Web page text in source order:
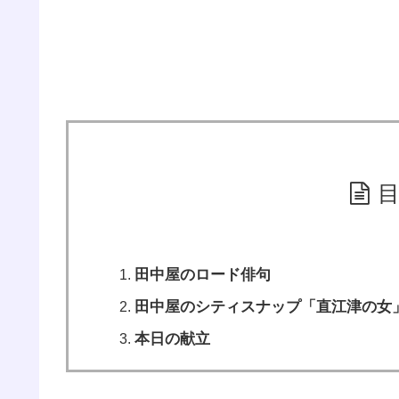
田中屋のロード俳句
田中屋のシティスナップ「直江津の女
本日の献立